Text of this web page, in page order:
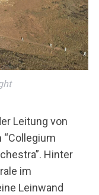
Leitung von
Hinter
im
Leinwand